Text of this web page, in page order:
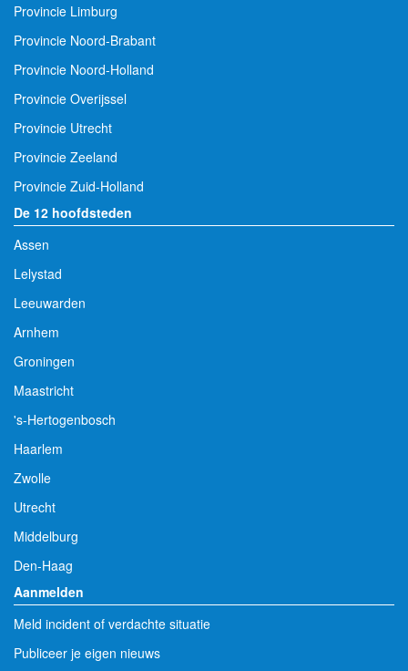
Provincie Limburg
Provincie Noord-Brabant
Provincie Noord-Holland
Provincie Overijssel
Provincie Utrecht
Provincie Zeeland
Provincie Zuid-Holland
De 12 hoofdsteden
Assen
Lelystad
Leeuwarden
Arnhem
Groningen
Maastricht
's-Hertogenbosch
Haarlem
Zwolle
Utrecht
Middelburg
Den-Haag
Aanmelden
Meld incident of verdachte situatie
Publiceer je eigen nieuws